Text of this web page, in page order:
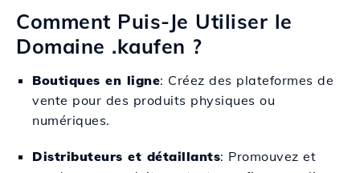
Comment Puis-Je Utiliser le
Domaine .kaufen ?
Boutiques en ligne: Créez des plateformes de
vente pour des produits physiques ou
numériques.
Distributeurs et détaillants: Promouvez et